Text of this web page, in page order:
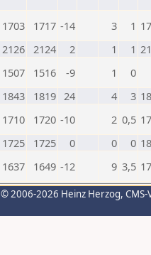
1703 1717 -14 3 1
2126 2124 2 1 1
1507 1516 -9 1
0
1843 1819 24 4 3
1710 1720 -10 2 0,5
1725 1725 0 0 0
1637 1649 -12 9 3,5
© 2006-2026 Heinz Herzog,